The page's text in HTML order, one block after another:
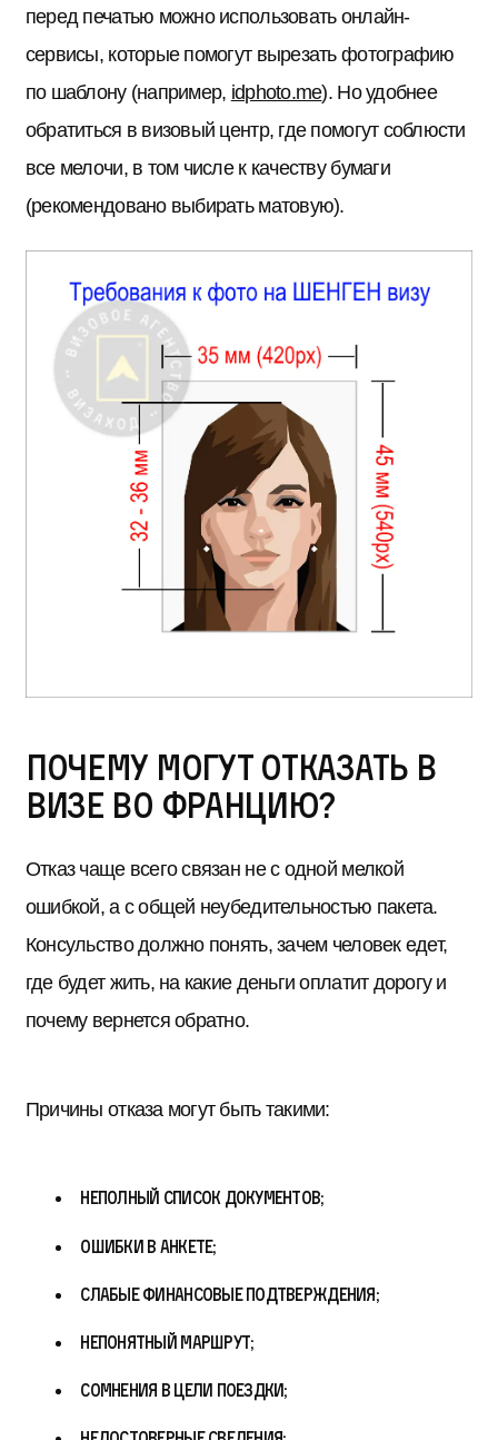
перед печатью можно использовать онлайн-
сервисы, которые помогут вырезать фотографию
по шаблону (например, idphoto.me). Но удобнее
обратиться в визовый центр, где помогут соблюсти
все мелочи, в том числе к качеству бумаги
(рекомендовано выбирать матовую).
Почему могут отказать в
визе во Францию?
Отказ чаще всего связан не с одной мелкой
ошибкой, а с общей неубедительностью пакета.
Консульство должно понять, зачем человек едет,
где будет жить, на какие деньги оплатит дорогу и
почему вернется обратно.
Причины отказа могут быть такими:
неполный список документов;
ошибки в анкете;
слабые финансовые подтверждения;
непонятный маршрут;
сомнения в цели поездки;